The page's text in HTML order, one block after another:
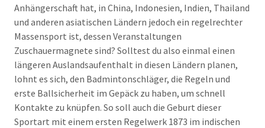
Anhängerschaft hat, in China, Indonesien, Indien, Thailand
und anderen asiatischen Ländern jedoch ein regelrechter
Massensport ist, dessen Veranstaltungen
Zuschauermagnete sind? Solltest du also einmal einen
längeren Auslandsaufenthalt in diesen Ländern planen,
lohnt es sich, den Badmintonschläger, die Regeln und
erste Ballsicherheit im Gepäck zu haben, um schnell
Kontakte zu knüpfen. So soll auch die Geburt dieser
Sportart mit einem ersten Regelwerk 1873 im indischen